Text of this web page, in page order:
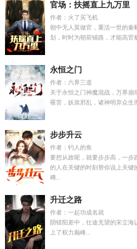
官场：扶摇直上九万里
作者：火了买飞机
朝中无人莫做官，重活一世的秦
划，时时为朝前铺路，才能高官
永恒之门
作者：六界三道
关于永恒之门神魔混战，万界
罹苦，妖祟邪乱，诸神明弃众生
步步升云
作者：钓人的鱼
要想从政呢，就要步步高，一步
的人在关键的时刻替你说上关键
稀...
升迁之路
作者：一起功成名就
阴错阳差中，仕途无望的宋立
上了权力巅峰...